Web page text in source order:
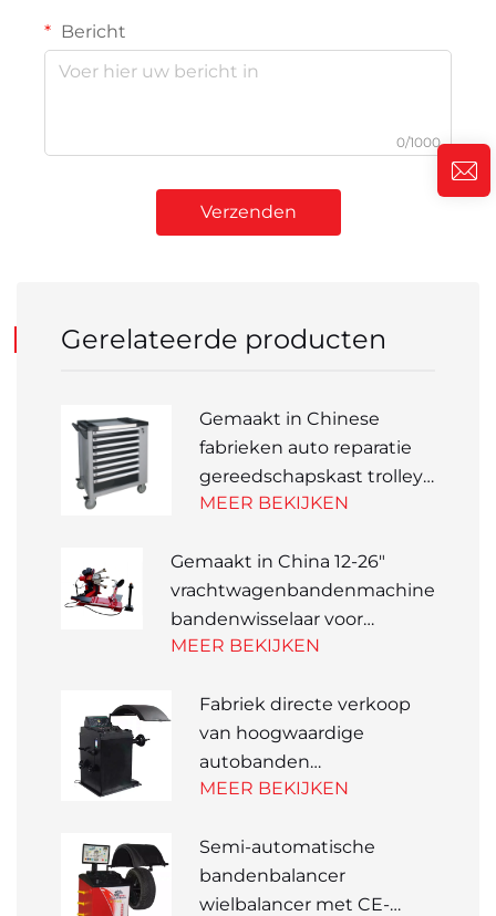
Bericht
0/1000
Verzenden
Gerelateerde producten
Gemaakt in Chinese
fabrieken auto reparatie
gereedschapskast trolley
voor voertuigonderhoud
MEER BEKIJKEN
Gemaakt in China 12-26"
vrachtwagenbandenmachine
bandenwisselaar voor
autoreparatiewerkplaatsen
MEER BEKIJKEN
Fabriek directe verkoop
van hoogwaardige
autobanden
wielbalanceermachine
balanceermachine
MEER BEKIJKEN
Semi-automatische
bandenbalancer
wielbalancer met CE-